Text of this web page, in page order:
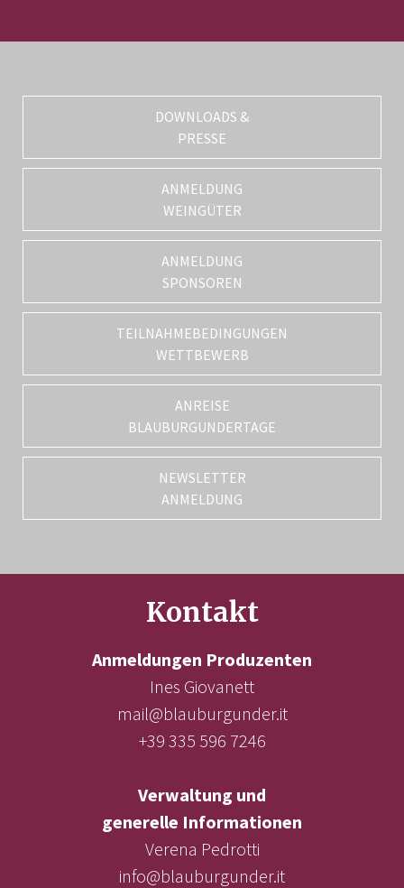
DOWNLOADS &
PRESSE
ANMELDUNG
WEINGÜTER
ANMELDUNG
SPONSOREN
TEILNAHMEBEDINGUNGEN
WETTBEWERB
ANREISE
BLAUBURGUNDERTAGE
NEWSLETTER
ANMELDUNG
Kontakt
Anmeldungen Produzenten
Ines Giovanett
mail@blauburgunder.it
+39 335 596 7246
Verwaltung und
generelle Informationen
Verena Pedrotti
info@blauburgunder.it